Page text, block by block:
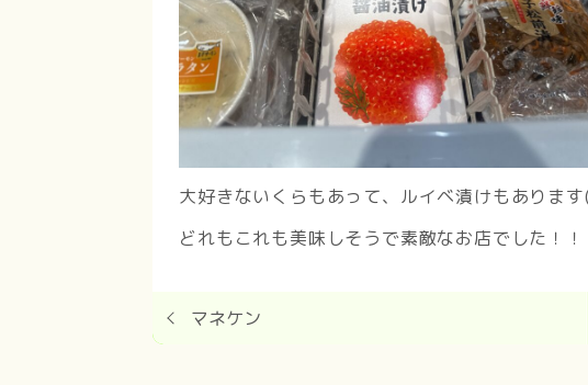
大好きないくらもあって、ルイベ漬けもあり
どれもこれも美味しそうで素敵なお店でした！！
マネケン